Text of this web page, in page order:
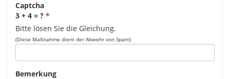
Captcha
3 + 4 = ?
Bitte lösen Sie die Gleichung.
(Diese Maßnahme dient der Abwehr von Spam)
Bemerkung